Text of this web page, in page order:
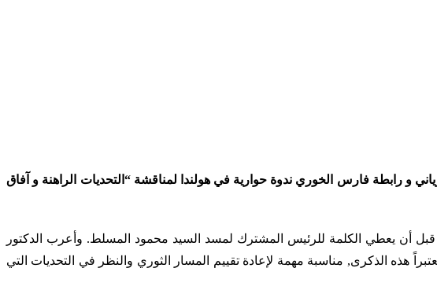
و رابطة فارس الخوري ندوة حوارية في هولندا لمناقشة “التحديات الراهنة و آفاق
أن يعطي الكلمة للرئيس المشترك لمسد السيد محمود المسلط. وأعرب الدكتور
هذه الذكرى, مناسبة مهمة لإعادة تقييم المسار الثوري والنظر في التحديات التي